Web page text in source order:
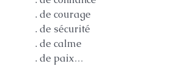
	. de courage
	. de sécurité
	. de calme
	. de paix…